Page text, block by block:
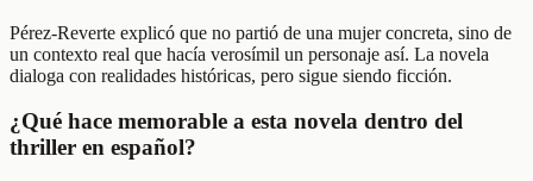
Pérez-Reverte explicó que no partió de una mujer concreta, sino de
un contexto real que hacía verosímil un personaje así. La novela
dialoga con realidades históricas, pero sigue siendo ficción.
¿Qué hace memorable a esta novela dentro del
thriller en español?